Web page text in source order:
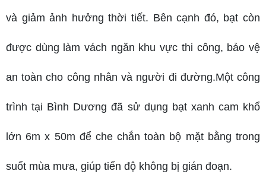
và giảm ảnh hưởng thời tiết. Bên cạnh đó, bạt còn
được dùng làm vách ngăn khu vực thi công, bảo vệ
an toàn cho công nhân và người đi đường.Một công
trình tại Bình Dương đã sử dụng bạt xanh cam khổ
lớn 6m x 50m để che chắn toàn bộ mặt bằng trong
suốt mùa mưa, giúp tiến độ không bị gián đoạn.